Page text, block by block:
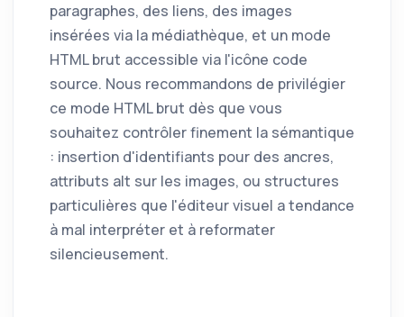
paragraphes, des liens, des images
insérées via la médiathèque, et un mode
HTML brut accessible via l'icône code
source. Nous recommandons de privilégier
ce mode HTML brut dès que vous
souhaitez contrôler finement la sémantique
: insertion d'identifiants pour des ancres,
attributs alt sur les images, ou structures
particulières que l'éditeur visuel a tendance
à mal interpréter et à reformater
silencieusement.